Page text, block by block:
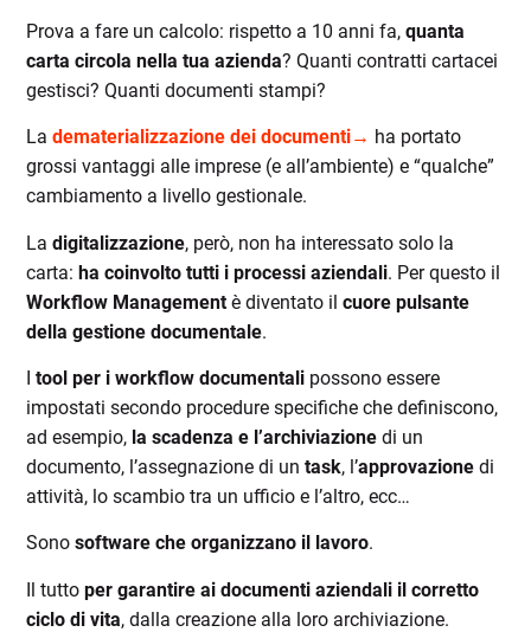
Prova a fare un calcolo: rispetto a 10 anni fa,quanta
carta circola nella tua azienda? Quanti contratti cartacei
gestisci? Quanti documenti stampi?
Ladematerializzazione dei documenti→ ha portato
grossi vantaggi alle imprese (e all’ambiente) e “qualche”
cambiamento a livello gestionale.
Ladigitalizzazione, però, non ha interessato solo la
carta:ha coinvolto tutti i processi aziendali. Per questo il
Workflow Managementè diventato ilcuore pulsante
della gestione documentale.
Itool per i workflow documentali possono essere
impostati secondo procedure specifiche che definiscono,
ad esempio, la scadenza e l’archiviazionedi un
documento, l’assegnazione di un task, l’approvazionedi
attività, lo scambio tra un ufficio e l’altro, ecc…
Sonosoftware che organizzano il lavoro.
Il tuttoper garantire ai documenti aziendali il corretto
ciclo di vita, dalla creazione alla loro archiviazione.